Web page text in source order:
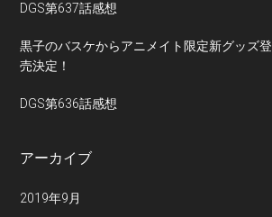
DGS第637話感想
黒子のバスケからアニメイト限定新グッズ
売決定！
DGS第636話感想
アーカイブ
2019年9月